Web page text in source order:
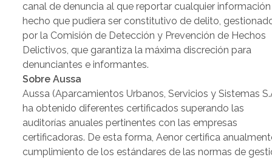
canal de denuncia al que reportar cualquier
hecho que pudiera ser constitutivo de delito,
por la Comisión de Detección y Prevención de Hechos
Delictivos, que garantiza la máxima discreción para
denunciantes e informantes.
Sobre Aussa
Aussa (Aparcamientos Urbanos, Servicios y Sistemas
ha obtenido diferentes certificados superando las
auditorías anuales pertinentes con las empresas
certificadoras. De esta forma, Aenor certifica
cumplimiento de los estándares de las normas de